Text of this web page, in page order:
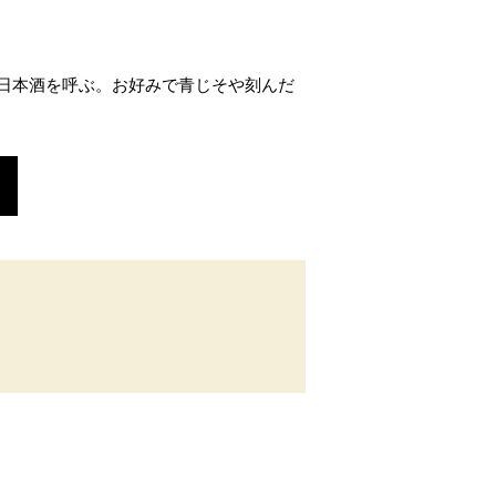
本酒を呼ぶ。お好みで青じそや刻んだ